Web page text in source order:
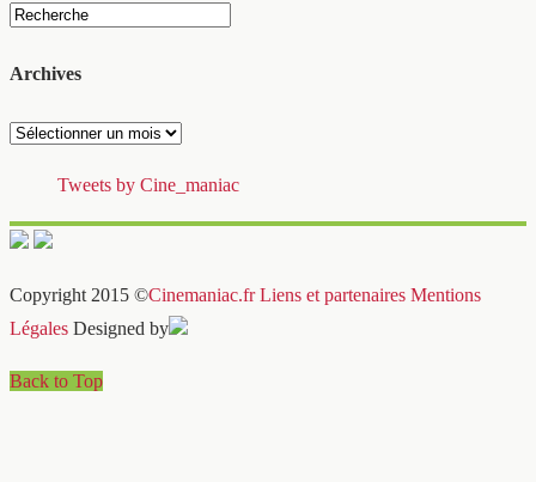
Archives
Archives
Tweets by Cine_maniac
Copyright 2015 ©Cinemaniac.fr Liens et partenaires Mentions
Légales Designed by
Back to Top